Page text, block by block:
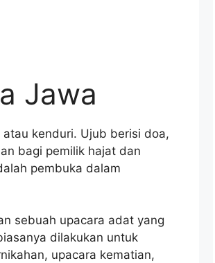
Jawa
kenduri. Ujub berisi doa,
bagi pemilik hajat dan
pembuka dalam
sebuah upacara adat yang
dilakukan untuk
upacara kematian,